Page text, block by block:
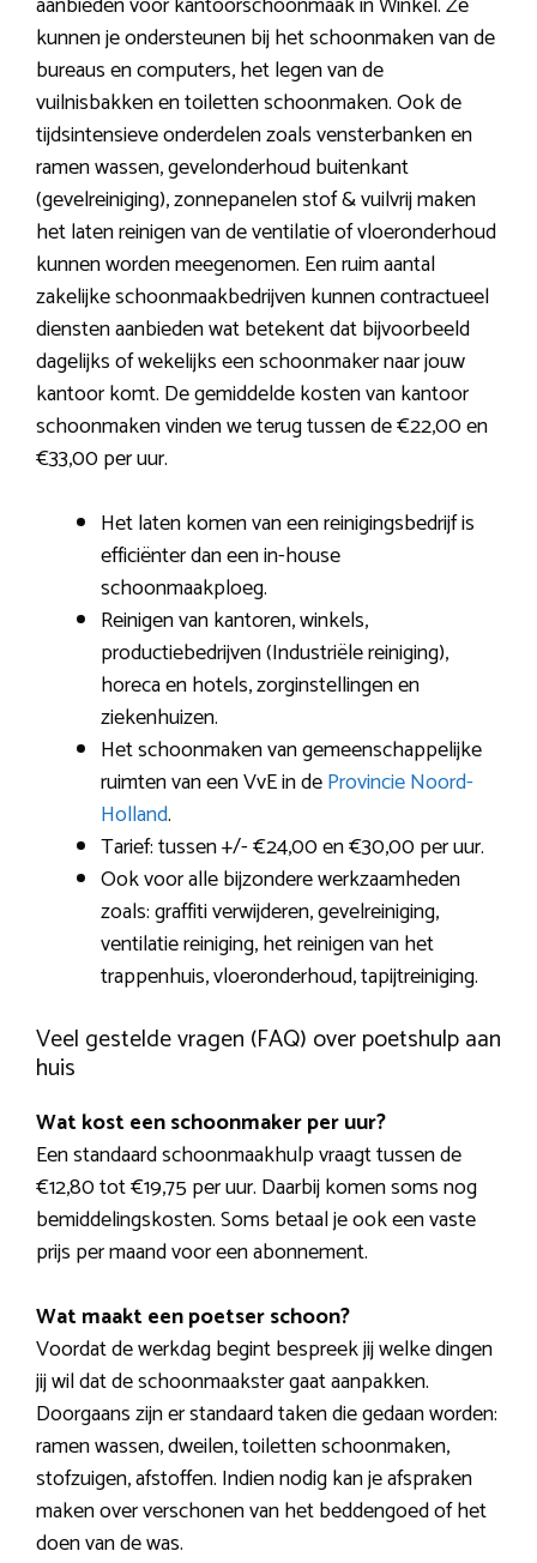
kunnen je ondersteunen bij het schoonmaken van de
bureaus en computers, het legen van de
vuilnisbakken en toiletten schoonmaken. Ook de
tijdsintensieve onderdelen zoals vensterbanken en
ramen wassen, gevelonderhoud buitenkant
(gevelreiniging), zonnepanelen stof & vuilvrij maken
het laten reinigen van de ventilatie of vloeronderhoud
kunnen worden meegenomen. Een ruim aantal
zakelijke schoonmaakbedrijven kunnen contractueel
diensten aanbieden wat betekent dat bijvoorbeeld
dagelijks of wekelijks een schoonmaker naar jouw
kantoor komt. De gemiddelde kosten van kantoor
schoonmaken vinden we terug tussen de €22,00 en
€33,00 per uur.
Het laten komen van een reinigingsbedrijf is
efficiënter dan een in-house
schoonmaakploeg.
Reinigen van kantoren, winkels,
productiebedrijven (Industriële reiniging),
horeca en hotels, zorginstellingen en
ziekenhuizen.
Het schoonmaken van gemeenschappelijke
ruimten van een VvE in deProvincie Noord-
Holland.
Tarief: tussen +/- €24,00 en €30,00 per uur.
Ook voor alle bijzondere werkzaamheden
zoals: graffiti verwijderen, gevelreiniging,
ventilatie reiniging, het reinigen van het
trappenhuis, vloeronderhoud, tapijtreiniging.
Veel gestelde vragen (FAQ) over poetshulp aan
huis
Wat kost een schoonmaker per uur?
Een standaard schoonmaakhulp vraagt tussen de
€12,80 tot €19,75 per uur. Daarbij komen soms nog
bemiddelingskosten. Soms betaal je ook een vaste
prijs per maand voor een abonnement.
Wat maakt een poetser schoon?
Voordat de werkdag begint bespreek jij welke dingen
jij wil dat de schoonmaakster gaat aanpakken.
Doorgaans zijn er standaard taken die gedaan worden:
ramen wassen, dweilen, toiletten schoonmaken,
stofzuigen, afstoffen. Indien nodig kan je afspraken
maken over verschonen van het beddengoed of het
doen van de was.